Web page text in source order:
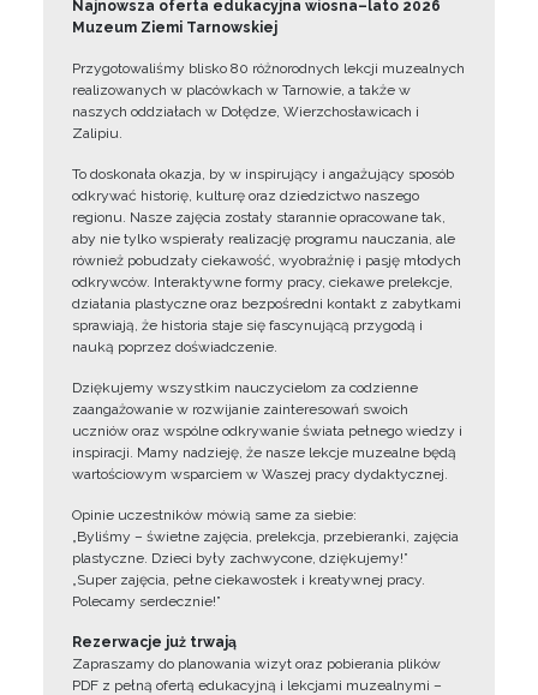
Najnowsza oferta edukacyjna wiosna–lato 2026
Muzeum Ziemi Tarnowskiej
Przygotowaliśmy blisko 80 różnorodnych lekcji muzealnych
realizowanych w placówkach w Tarnowie, a także w
naszych oddziałach w Dołędze, Wierzchosławicach i
Zalipiu.
To doskonała okazja, by w inspirujący i angażujący sposób
odkrywać historię, kulturę oraz dziedzictwo naszego
regionu. Nasze zajęcia zostały starannie opracowane tak,
aby nie tylko wspierały realizację programu nauczania, ale
również pobudzały ciekawość, wyobraźnię i pasję młodych
odkrywców. Interaktywne formy pracy, ciekawe prelekcje,
działania plastyczne oraz bezpośredni kontakt z zabytkami
sprawiają, że historia staje się fascynującą przygodą i
nauką poprzez doświadczenie.
Dziękujemy wszystkim nauczycielom za codzienne
zaangażowanie w rozwijanie zainteresowań swoich
uczniów oraz wspólne odkrywanie świata pełnego wiedzy i
inspiracji. Mamy nadzieję, że nasze lekcje muzealne będą
wartościowym wsparciem w Waszej pracy dydaktycznej.
Opinie uczestników mówią same za siebie:
„Byliśmy – świetne zajęcia, prelekcja, przebieranki, zajęcia
plastyczne. Dzieci były zachwycone, dziękujemy!”
„Super zajęcia, pełne ciekawostek i kreatywnej pracy.
Polecamy serdecznie!”
Rezerwacje już trwają
Zapraszamy do planowania wizyt oraz pobierania plików
PDF z pełną ofertą edukacyjną i lekcjami muzealnymi –